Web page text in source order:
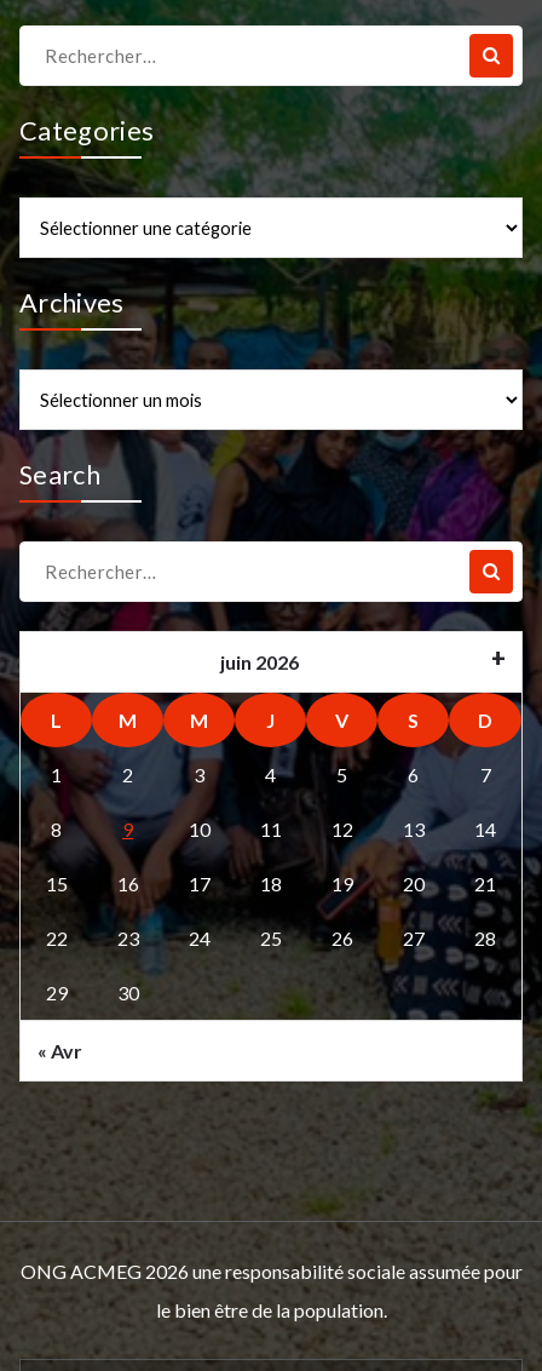
pour :
Categories
Archives
Search
pour :
juin 2026
L M M J V S D
1 2 3 4 5 6 7
8 9 10 11 12 13 14
15 16 17 18 19 20 21
22 23 24 25 26 27 28
29 30
« Avr
ONG ACMEG 2026 une responsabilité sociale assumée pour
le bien être de la population.